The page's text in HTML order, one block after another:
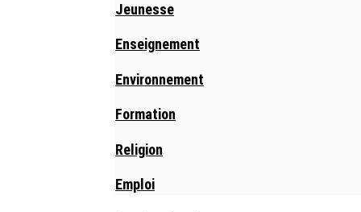
Jeunesse
Enseignement
Environnement
Formation
Religion
Emploi